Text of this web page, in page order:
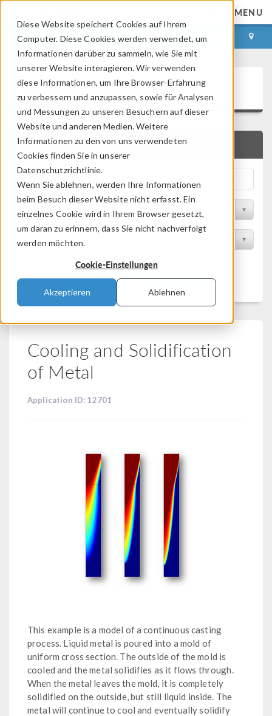
Diese Website speichert Cookies auf Ihrem
Computer. Diese Cookies werden verwendet, um
Informationen darüber zu sammeln, wie Sie mit
unserer Website interagieren. Wir verwenden
diese Informationen, um Ihre Browser-Erfahrung
zu verbessern und anzupassen, sowie für Analysen
und Messungen zu unseren Besuchern auf dieser
Website und anderen Medien. Weitere
Informationen zu den von uns verwendeten
Cookies finden Sie in unserer
Datenschutzrichtlinie.
Wenn Sie ablehnen, werden Ihre Informationen
beim Besuch dieser Website nicht erfasst. Ein
einzelnes Cookie wird in Ihrem Browser gesetzt,
um daran zu erinnern, dass Sie nicht nachverfolgt
werden möchten.
Cookie-Einstellungen
Akzeptieren Ablehnen
MENU
ANMELDEN KONTAKT
Application Gallery
SCHNELLSUCHE
Nach Themenbereich filtern
Nach Produkt filtern
Filtern
Cooling and Solidification
of Metal
Application ID: 12701
This example is a model of a continuous casting
process. Liquid metal is poured into a mold of
uniform cross section. The outside of the mold is
cooled and the metal solidifies as it flows through.
When the metal leaves the mold, it is completely
solidified on the outside, but still liquid inside. The
metal will continue to cool and eventually solidify